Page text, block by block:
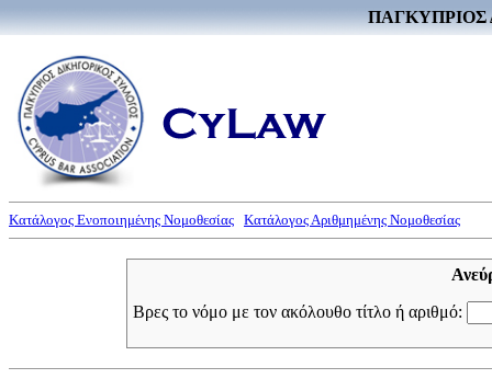
ΠΑΓΚΥΠΡΙΟΣ
Κατάλογος Ενοποιημένης Νομοθεσίας Κατάλογος Αριθμημένης Νομοθεσίας
Βρες το νόμο με τον ακόλουθο τίτλο ή αριθμό: